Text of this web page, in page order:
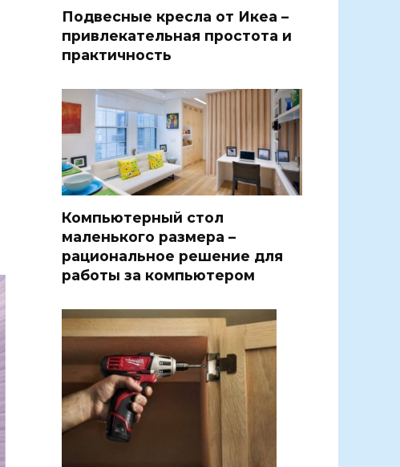
Подвесные кресла от Икеа –
привлекательная простота и
практичность
Компьютерный стол
маленького размера –
рациональное решение для
работы за компьютером